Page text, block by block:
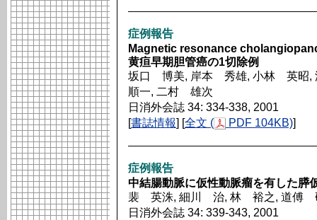
症例報告
Magnetic resonance
黄疸早期胆管癌の1切除例
坂口 博美, 岸本 秀雄, 小林 英
順一, 二村 雄次
日消外会誌 34: 334-338, 2001
[書誌情報] [全文 ( PDF 104KB)]
症例報告
中結腸動脈に仮性動脈瘤を有した膵
裴 英洙, 細川 治, 林 裕之, 道傅
日消外会誌 34: 339-343, 2001